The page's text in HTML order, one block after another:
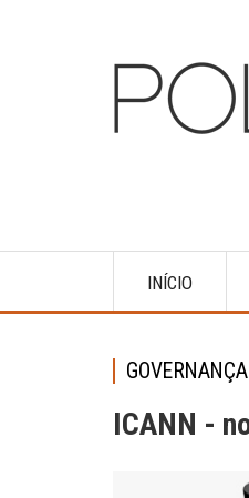
Main
navigation
INÍCIO
GOVERNANÇA
ICANN -